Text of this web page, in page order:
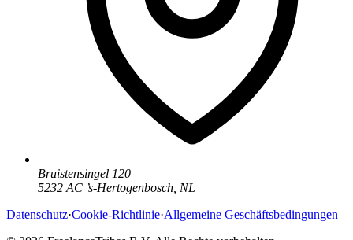
Bruistensingel 120
5232 AC ’s-Hertogenbosch NL
Datenschutz·Cookie-Richtlinie·Allgemeine Geschäftsbedingungen